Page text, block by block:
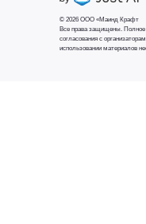
© 2026 ООО «Маинд Крафт
Все права защищены. Полное
согласования с
использовании материалов